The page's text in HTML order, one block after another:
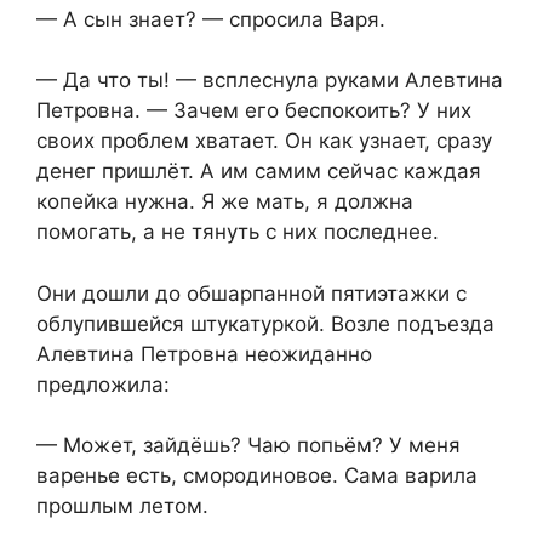
— А сын знает? — спросила Варя.
— Да что ты! — всплеснула руками Алевтина
Петровна. — Зачем его беспокоить? У них
своих проблем хватает. Он как узнает, сразу
денег пришлёт. А им самим сейчас каждая
копейка нужна. Я же мать, я должна
помогать, а не тянуть с них последнее.
Они дошли до обшарпанной пятиэтажки с
облупившейся штукатуркой. Возле подъезда
Алевтина Петровна неожиданно
предложила:
— Может, зайдёшь? Чаю попьём? У меня
варенье есть, смородиновое. Сама варила
прошлым летом.